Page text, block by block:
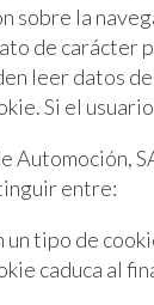
sobre la
de carácter
leer datos
Si el
Automoción,
entre:
un tipo de
caduca al